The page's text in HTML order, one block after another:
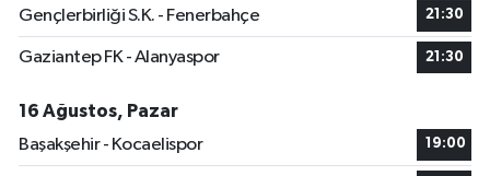
Gençlerbirliği S.K. - Fenerbahçe 21:30
Gaziantep FK - Alanyaspor 21:30
16 Ağustos, Pazar
Başakşehir - Kocaelispor
19:00